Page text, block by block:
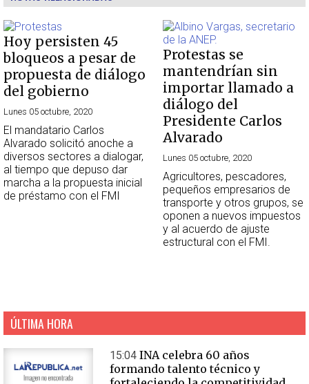
Hoy persisten 45
bloqueos a pesar de
propuesta de diálogo
del gobierno
Lunes 05 octubre, 2020
El mandatario Carlos
Alvarado solicitó anoche a
diversos sectores a dialogar,
al tiempo que depuso dar
marcha a la propuesta inicial
de préstamo con el FMI
Protestas se
mantendrían sin
importar llamado a
diálogo del
Presidente Carlos
Alvarado
Lunes 05 octubre, 2020
Agricultores, pescadores,
pequeños empresarios de
transporte y otros grupos, se
oponen a nuevos impuestos
y al acuerdo de ajuste
estructural con el FMI.
ÚLTIMA HORA
15:04 INA celebra 60 años
formando talento técnico y